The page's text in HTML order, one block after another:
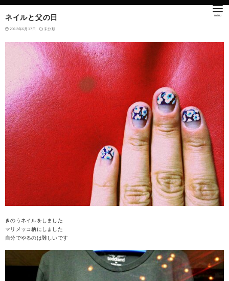
ネイルと父の日
2013年6月17日 未分類
きのうネイルをしました
マリメッコ柄にしました
自分でやるのは難しいです